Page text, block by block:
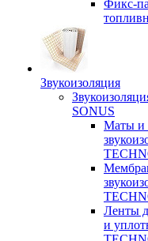
Фикс-
Звукоизоляция
SONUS
Маты и
Ленты
и